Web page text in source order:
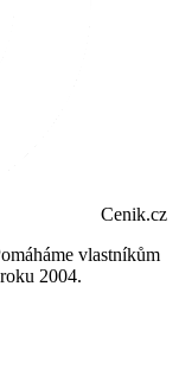
Cenik.cz
vlastníkům
2004.